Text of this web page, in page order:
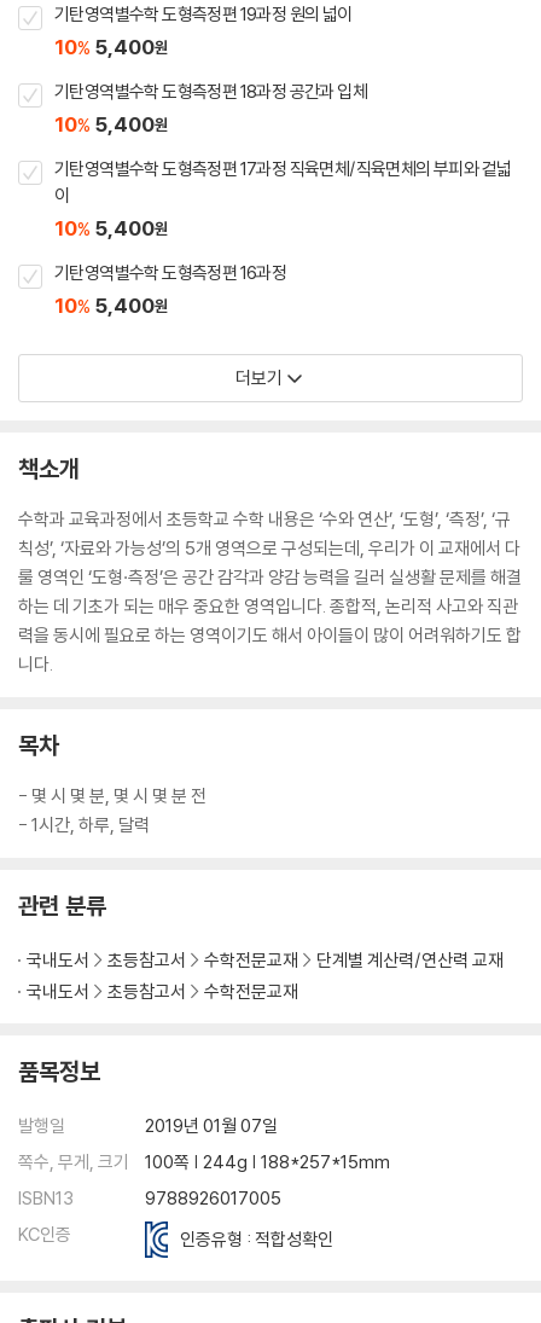
기탄영역별수학 도형측정편 19과정 원의 넓이
10% 5,400원
기탄영역별수학 도형측정편 18과정 공간과 입체
10% 5,400원
기탄영역별수학 도형측정편 17과정 직육면체/직육면체의 부피와 겉넓
이
10% 5,400원
기탄영역별수학 도형측정편 16과정
10% 5,400원
더보기
책소개
수학과 교육과정에서 초등학교 수학 내용은 ‘수와 연산’, ‘도형’, ‘측정’, ‘규
칙성’, ‘자료와 가능성’의 5개 영역으로 구성되는데, 우리가 이 교재에서 다
룰 영역인 ‘도형·측정’은 공간 감각과 양감 능력을 길러 실생활 문제를 해결
하는 데 기초가 되는 매우 중요한 영역입니다. 종합적, 논리적 사고와 직관
력을 동시에 필요로 하는 영역이기도 해서 아이들이 많이 어려워하기도 합
니다.
목차
- 몇 시 몇 분, 몇 시 몇 분 전
- 1시간, 하루, 달력
관련 분류
국내도서 초등참고서 수학전문교재
단계별 계산력/연산력 교재
국내도서
초등참고서 수학전문교재
품목정보
발행일
2019년 01월 07일
쪽수, 무게, 크기
100쪽 | 244g | 188*257*15mm
ISBN13
9788926017005
KC인증
인증유형 : 적합성확인